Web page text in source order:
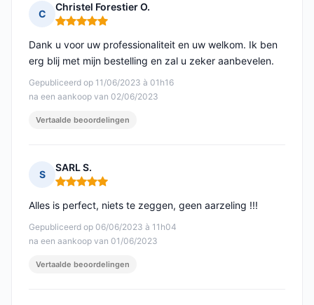
C
Christel Forestier O.
Opmerking: 5 van 5
Gepubliceerd op 11/06/2023 à 01h16
na een aankoop van 02/06/2023
Dank u voor uw professionaliteit en uw welkom. Ik ben
erg blij met mijn bestelling en zal u zeker aanbevelen.
Vertaalde beoordelingen
S
SARL S.
Opmerking: 5 van 5
Gepubliceerd op 06/06/2023 à 11h04
na een aankoop van 01/06/2023
Alles is perfect, niets te zeggen, geen aarzeling !!!
Vertaalde beoordelingen